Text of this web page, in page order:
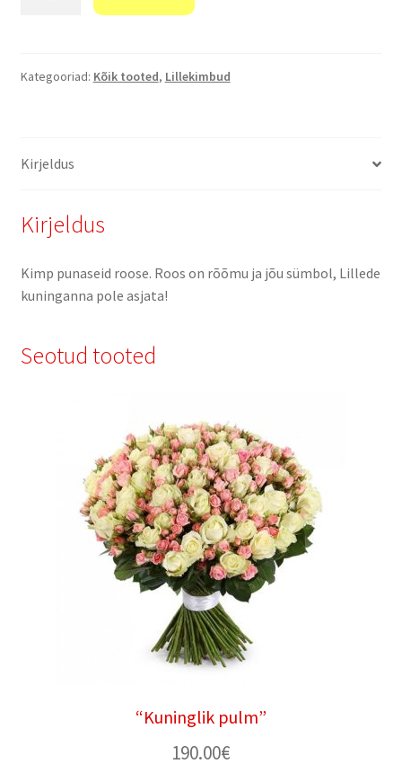
Kategooriad: Kõik tooted, Lillekimbud
Kirjeldus
Kirjeldus
Kimp punaseid roose. Roos on rõõmu ja jõu sümbol, Lillede
kuninganna pole asjata!
Seotud tooted
“Kuninglik pulm”
190.00€